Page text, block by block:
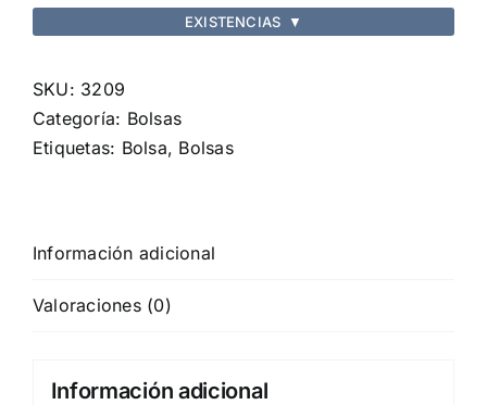
EXISTENCIAS ▼
SKU: 3209
Categoría: Bolsas
Etiquetas: Bolsa, Bolsas
Información adicional
Valoraciones (0)
Información adicional